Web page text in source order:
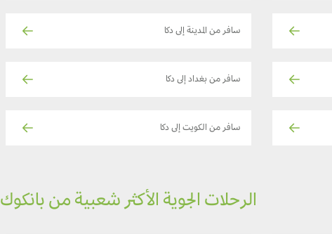
سافر من المدينة إلى دكا
سافر من بغداد إلى دكا
سافر من الكويت إلى دكا
الرحلات الجوية الأكثر شعبية من بانكوك